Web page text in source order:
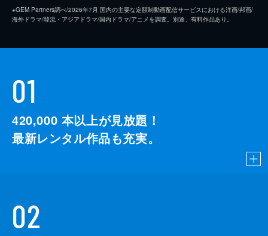
※GEM Partners調べ/2026年7⽉ 国内の主要な定額制動画配信サービスにおける洋画/邦画/
海外ドラマ/韓流・アジアドラマ/国内ドラマ/アニメを調査。別途、有料作品あり。
01
420,000 本以上が見放題！
最新レンタル作品も充実。
02